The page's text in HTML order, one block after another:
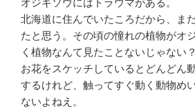
北海道に住んでいたころだから、ま
たと思う。その頃の憧れの植物がオ
く植物なんて見たことないじゃない？
お花をスケッチしているとどんどん
するけれど、触ってすぐ動く動物め
ないよねえ。